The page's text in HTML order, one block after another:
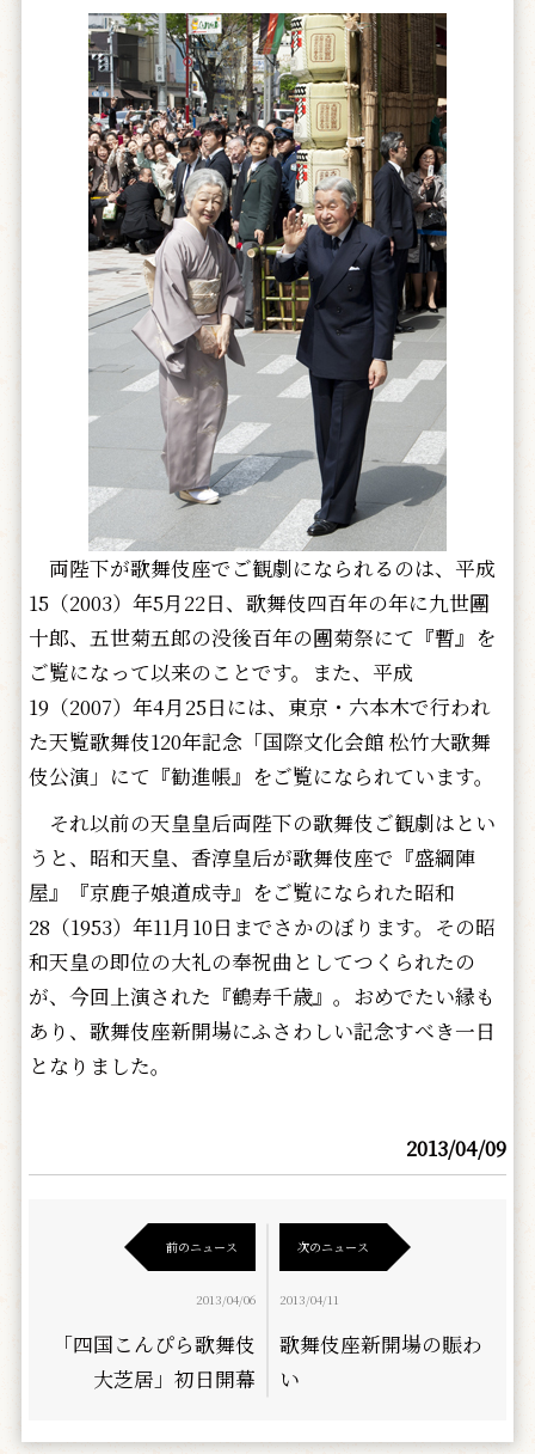
両陛下が歌舞伎座でご観劇になられるのは、平成
15（2003）年5月22日、歌舞伎四百年の年に九世團
十郎、五世菊五郎の没後百年の團菊祭にて『暫』を
ご覧になって以来のことです。また、平成
19（2007）年4月25日には、東京・六本木で行われ
た天覧歌舞伎120年記念「国際文化会館 松竹大歌舞
伎公演」にて『勧進帳』をご覧になられています。
それ以前の天皇皇后両陛下の歌舞伎ご観劇はとい
うと、昭和天皇、香淳皇后が歌舞伎座で『盛綱陣
屋』『京鹿子娘道成寺』をご覧になられた昭和
28（1953）年11月10日までさかのぼります。その昭
和天皇の即位の大礼の奉祝曲としてつくられたの
が、今回上演された『鶴寿千歳』。おめでたい縁も
あり、歌舞伎座新開場にふさわしい記念すべき一日
となりました。
2013/04/09
前のニュース
2013/04/06
「四国こんぴら歌舞伎
大芝居」初日開幕
次のニュース
2013/04/11
歌舞伎座新開場の賑わ
い